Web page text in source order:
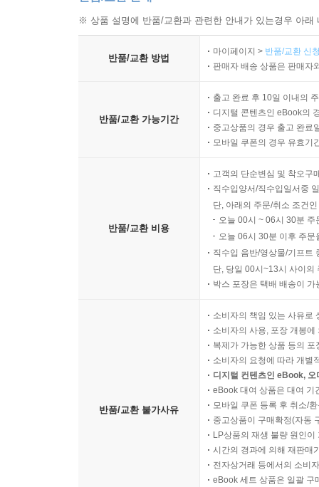
※ 상품 설명에 반품/교환과 관련한 안내가 있는경우 아
반품/교환 방법
마이페이지 > 반품/교환 신
판매자 배송 상품은 판매자
반품/교환 가능기간
출고 완료 후 10일 이내의
디지털 콘텐츠인 eBook의
중고상품의 경우 출고 완료
모바일 쿠폰의 경우 유효기
반품/교환 비용
고객의 단순변심 및 착오구
직수입양서/직수입일서중
단, 아래의 주문/취소 조건
오늘 00시 ~ 06시 30분
오늘 06시 30분 이후 주
직수입 음반/영상물/기프트
단, 당일 00시~13시 사이의
박스 포장은 택배 배송이
반품/교환 불가사유
소비자의 책임 있는 사유로
소비자의 사용, 포장 개봉
복제가 가능한 상품 등의
소비자의 요청에 따라 개별
디지털 컨텐츠인 eBook,
eBook 대여 상품은 대여 기
모바일 쿠폰 등록 후 취소/
중고상품이 구매확정(자동
LP상품의 재생 불량 원인
시간의 경과에 의해 재판매
전자상거래 등에서의 소비
eBook 세트 상품은 일괄 구